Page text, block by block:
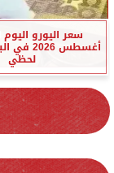
أغسطس
لحظي